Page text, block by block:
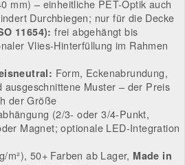
mm) – einheitliche PET-Optik auch
Durchbiegen; nur für die Decke
11654): frei abgehängt bis
Vlies-Hinterfüllung im Rahmen
Form, Eckenabrundung,
ausgeschnittene Muster – der Preis
der Größe
(2/3- oder 3/4-Punkt,
Magnet; optionale LED-Integration
m²), 50+ Farben ab Lager, Made in